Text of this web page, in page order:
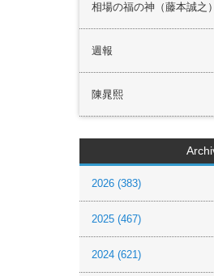
相場の福の神（藤本誠之）
週報
陳晁熙
2026 (383)
2025 (467)
2024 (621)